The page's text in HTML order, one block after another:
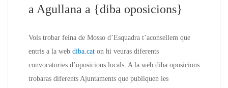
a Agullana a {diba oposicions}
Vols trobar feina de Mosso d’Esquadra t’aconsellem que
entris a la web diba.cat on hi veuras diferents
convocatories d’oposicions locals. A la web diba oposicions
trobaras diferents Ajuntaments que publiquen les